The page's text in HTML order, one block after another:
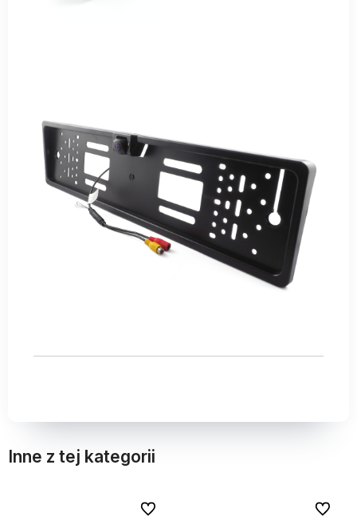
Inne z tej kategorii
Do ulubionych
Do ulubionych Do
Do